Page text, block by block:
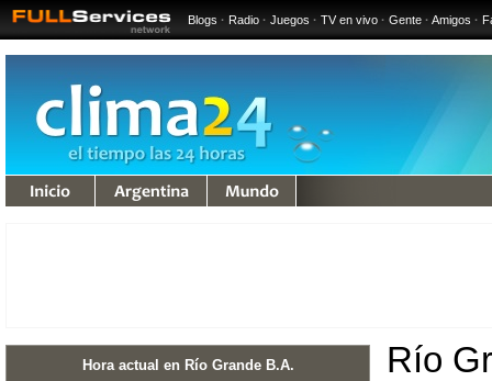
Blogs · Radio · Juegos · TV en vivo · Gente · Amigos ·
Hora actual en Río Grande B.A. Río